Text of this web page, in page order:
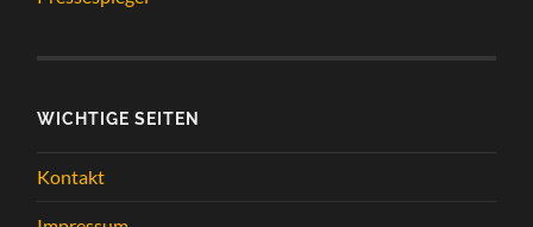
WICHTIGE SEITEN
Kontakt